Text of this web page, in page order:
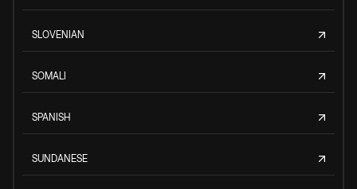
SLOVENIAN
SOMALI
SPANISH
SUNDANESE